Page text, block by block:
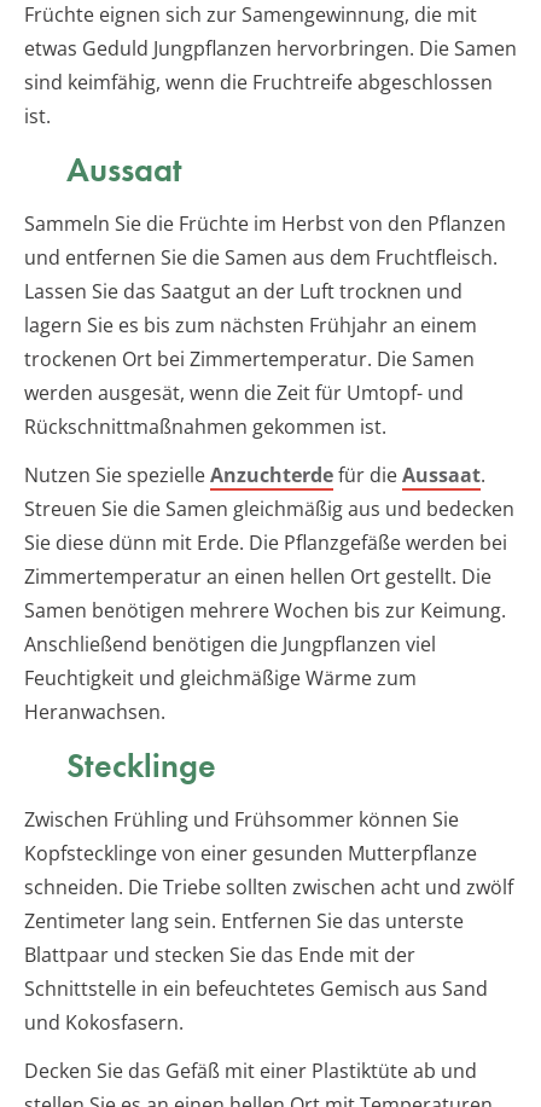
Früchte eignen sich zur Samengewinnung, die mit
etwas Geduld Jungpflanzen hervorbringen. Die Samen
sind keimfähig, wenn die Fruchtreife abgeschlossen
ist.
Aussaat
Sammeln Sie die Früchte im Herbst von den Pflanzen
und entfernen Sie die Samen aus dem Fruchtfleisch.
Lassen Sie das Saatgut an der Luft trocknen und
lagern Sie es bis zum nächsten Frühjahr an einem
trockenen Ort bei Zimmertemperatur. Die Samen
werden ausgesät, wenn die Zeit für Umtopf- und
Rückschnittmaßnahmen gekommen ist.
Nutzen Sie spezielleAnzuchterdefür dieAussaat.
Streuen Sie die Samen gleichmäßig aus und bedecken
Sie diese dünn mit Erde. Die Pflanzgefäße werden bei
Zimmertemperatur an einen hellen Ort gestellt. Die
Samen benötigen mehrere Wochen bis zur Keimung.
Anschließend benötigen die Jungpflanzen viel
Feuchtigkeit und gleichmäßige Wärme zum
Heranwachsen.
Stecklinge
Zwischen Frühling und Frühsommer können Sie
Kopfstecklinge von einer gesunden Mutterpflanze
schneiden. Die Triebe sollten zwischen acht und zwölf
Zentimeter lang sein. Entfernen Sie das unterste
Blattpaar und stecken Sie das Ende mit der
Schnittstelle in ein befeuchtetes Gemisch aus Sand
und Kokosfasern.
Decken Sie das Gefäß mit einer Plastiktüte ab und